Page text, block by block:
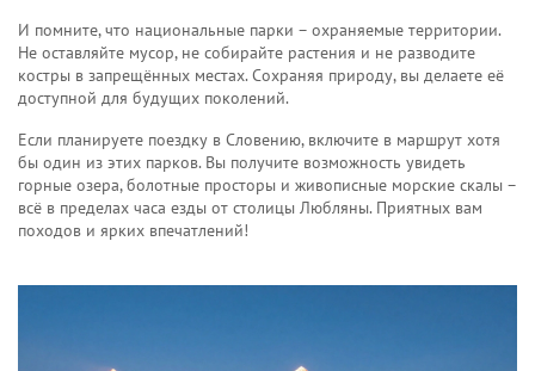
И помните, что национальные парки – охраняемые территории.
Не оставляйте мусор, не собирайте растения и не разводите
костры в запрещённых местах. Сохраняя природу, вы делаете её
доступной для будущих поколений.
Если планируете поездку в Словению, включите в маршрут хотя
бы один из этих парков. Вы получите возможность увидеть
горные озера, болотные просторы и живописные морские скалы –
всё в пределах часа езды от столицы Любляны. Приятных вам
походов и ярких впечатлений!